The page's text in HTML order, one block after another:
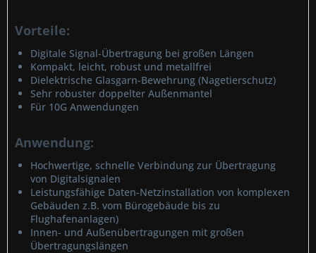
Vorteile:
Digitale Signal-Übertragung bei großen Längen
Kompakt, leicht, robust und metallfrei
Dielektrische Glasgarn-Bewehrung (Nagetierschutz)
Sehr robuster doppelter Außenmantel
Für 10G Anwendungen
Anwendung:
Hochwertige, schnelle Verbindung zur Übertragung
von Digitalsignalen
Leistungsfähige Daten-Netzinstallation von komplexen
Gebäuden z.B. vom Bürogebäude bis zu
Flughafenanlagen)
Innen- und Außenübertragungen mit großen
Übertragungslängen